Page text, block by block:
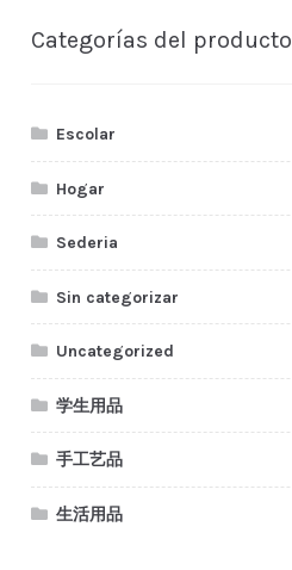
Categorías del producto
Escolar
Hogar
Sederia
Sin categorizar
Uncategorized
学生用品
手工艺品
生活用品